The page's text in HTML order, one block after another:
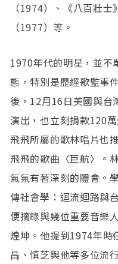
（1974）、《八百壯
（1977）等。
1970年代的明星，並不
態，特別是歷經歌監事
後，12月16日美國與台
演出，也立刻捐款120
飛飛所屬的歌林唱片也
飛飛的歌曲〈巨航〉。
氣氛有著深刻的體會。
傳社會學：迴流迴路與
便摘錄與幾位重要音樂
煌坤。他提到1974年時
昌、慎芝與他等多位流